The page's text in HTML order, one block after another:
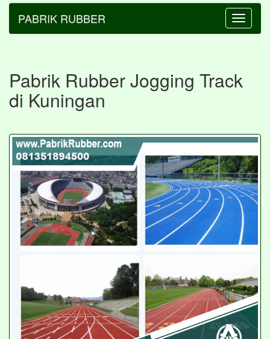
Toggle
PABRIK RUBBER
Pabrik Rubber Jogging Track
di Kuningan